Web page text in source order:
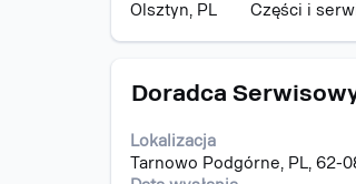
Olsztyn, PL
Części i
wyświetlić
treść
oferty
pracy.
Tytuł
Doradca
Lokalizacja
Tarnowo Podgórne, PL, 62-
Zaznacz
pomocą
spacji,
aby